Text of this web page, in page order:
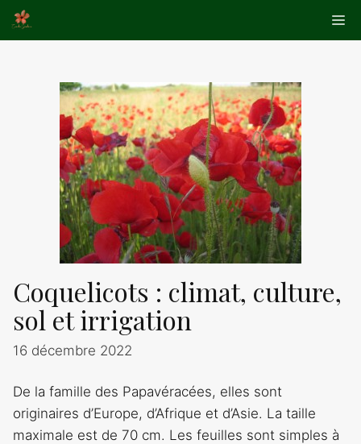
Aller
au
Coquelicots : climat, culture,
sol et irrigation
16 décembre 2022
De la famille des Papavéracées, elles sont
originaires d’Europe, d’Afrique et d’Asie. La taille
maximale est de 70 cm. Les feuilles sont simples à